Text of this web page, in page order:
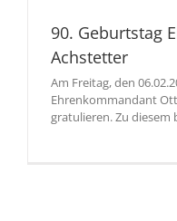
90. Geburtstag
Achstetter
Am Freitag, den
Ehrenkommandant
gratulieren. Zu diesem